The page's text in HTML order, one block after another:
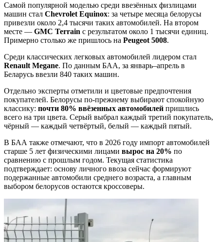
Самой популярной моделью среди ввезённых физлицами
машин стал Chevrolet Equinox: за четыре месяца белорусы
привезли около 2,4 тысячи таких автомобилей. На втором
месте — GMC Terrain с результатом около 1 тысячи единиц.
Примерно столько же пришлось на Peugeot 5008.
Среди классических легковых автомобилей лидером стал
Renault Megane. По данным БАА, за январь–апрель в
Беларусь ввезли 840 таких машин.
Отдельно эксперты отметили и цветовые предпочтения
покупателей. Белорусы по-прежнему выбирают спокойную
классику: почти 80% ввёзенных автомобилей пришлись
всего на три цвета. Серый выбрал каждый третий покупатель,
чёрный — каждый четвёртый, белый — каждый пятый.
В БАА также отмечают, что в 2026 году импорт автомобилей
старше 5 лет физическими лицами вырос на 20% по
сравнению с прошлым годом. Текущая статистика
подтверждает: основу личного ввоза сейчас формируют
подержанные автомобили среднего возраста, а главным
выбором белорусов остаются кроссоверы.